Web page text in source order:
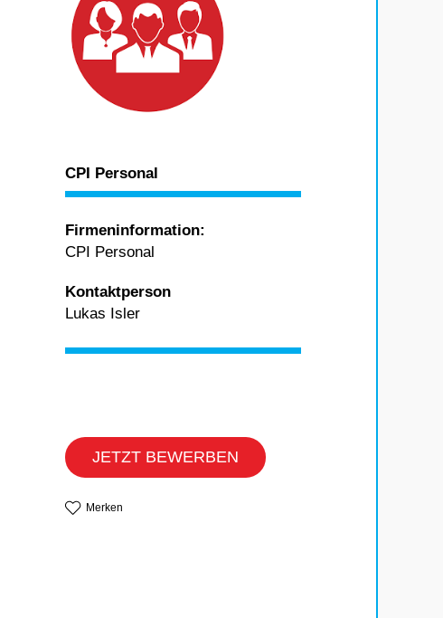
CPI Personal
Firmeninformation:
CPI Personal
Kontaktperson
Lukas Isler
JETZT BEWERBEN
Merken